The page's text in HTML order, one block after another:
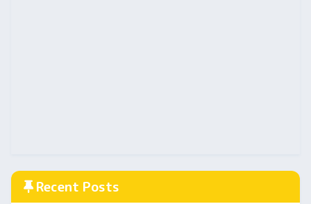
Recent Posts